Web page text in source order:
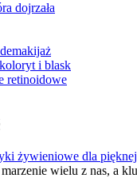
dojrzała
i blask
retinoidowe
marzenie wielu z nas, a